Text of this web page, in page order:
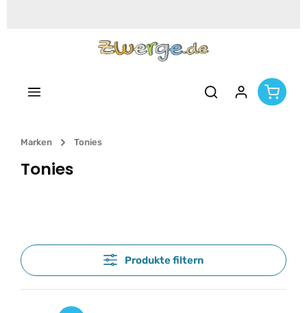
Marken Tonies
Tonies
Produkte filtern